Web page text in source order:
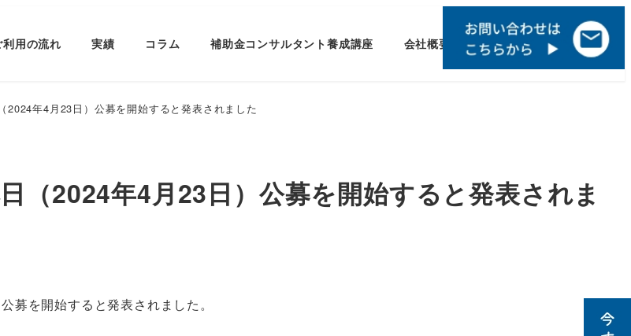
利用の流れ 実績 コラム 補助金コンサルタント養成講座 会社概要
2024年4月23日）公募を開始すると発表されました
（2024年4月23日）公募を開始すると発表されま
募を開始すると発表されました。